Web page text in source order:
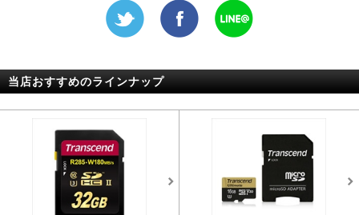
当店おすすめのラインナップ